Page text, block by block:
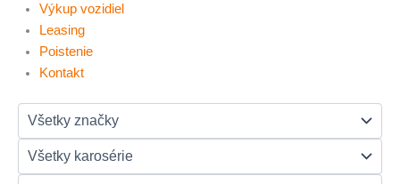
Výkup vozidiel
Leasing
Poistenie
Kontakt